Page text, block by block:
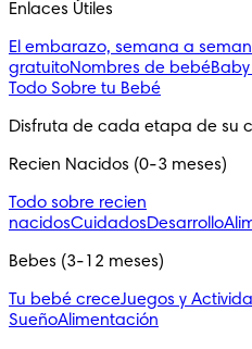
Enlaces Útiles
El embarazo, semana a
gratuitoNombres de bebé
Todo Sobre tu Bebé
Disfruta de cada etapa de su
Recien Nacidos (0-3 meses)
Todo sobre recien
nacidosCuidadosDesarrollo
Bebes (3-12 meses)
Tu bebé creceJuegos y
SueñoAlimentación